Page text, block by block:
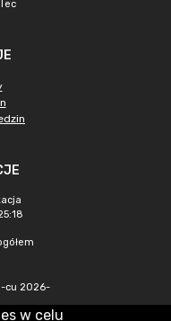
cu 2026-
w celu